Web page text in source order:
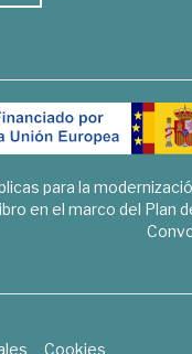
para la
en el marco del Plan
Cookies